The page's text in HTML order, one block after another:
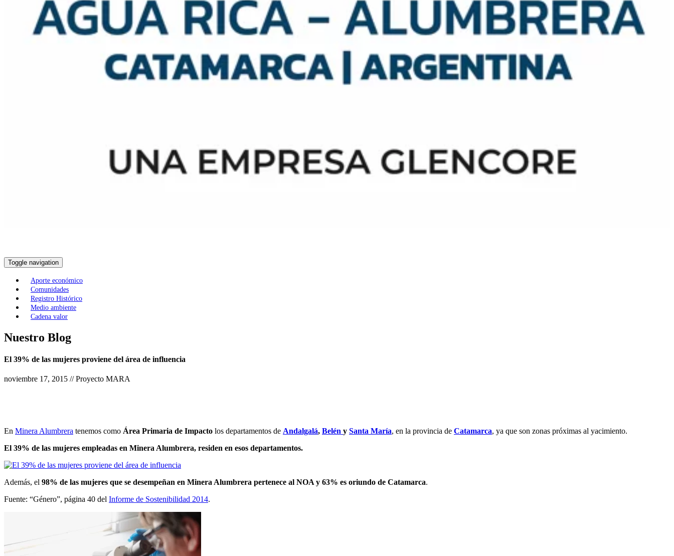
Toggle navigation
Aporte económico
Comunidades
Registro Histórico
Medio ambiente
Cadena valor
Nuestro Blog
El 39% de las mujeres proviene del área de influencia
noviembre 17, 2015 // Proyecto MARA
En Minera Alumbrera tenemos como Área Primaria de Impacto los departamentos de Andalgalá, Belén y Santa María, en la provincia de Catamarca, ya que son zonas próximas al yacimiento.
El 39% de las mujeres empleadas en Minera Alumbrera, residen en esos departamentos.
Además, el 98% de las mujeres que se desempeñan en Minera Alumbrera pertenece al NOA y 63% es oriundo de Catamarca.
Fuente: “Género”, página 40 del Informe de Sostenibilidad 2014.